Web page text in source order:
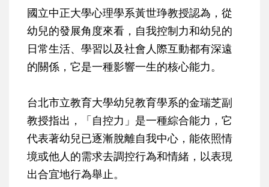
國立中正大學心理學系黃世琤教授認為，從
幼兒的發展角度來看，自我控制力和幼兒的
日常生活、學習以及社會人際互動都有深遠
的關係，它是一種影響一生的核心能力。
台北市立教育大學幼兒教育學系的金瑞芝副
教授指出，「自控力」是一種綜合能力，它
代表著幼兒已逐漸脫離自我中心，能依照情
境或他人的需求去調控行為和情緒，以表現
出合宜地行為舉止。